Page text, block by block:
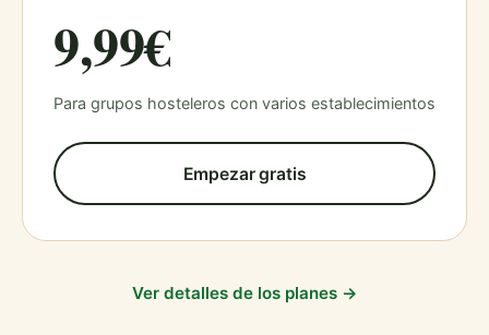
9,99€
Para grupos hosteleros con varios establecimientos
Empezar gratis
Ver detalles de los planes →